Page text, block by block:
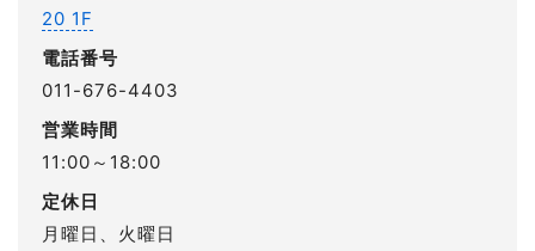
20 1F
電話番号
011-676-4403
営業時間
11:00～18:00
定休日
月曜日、火曜日